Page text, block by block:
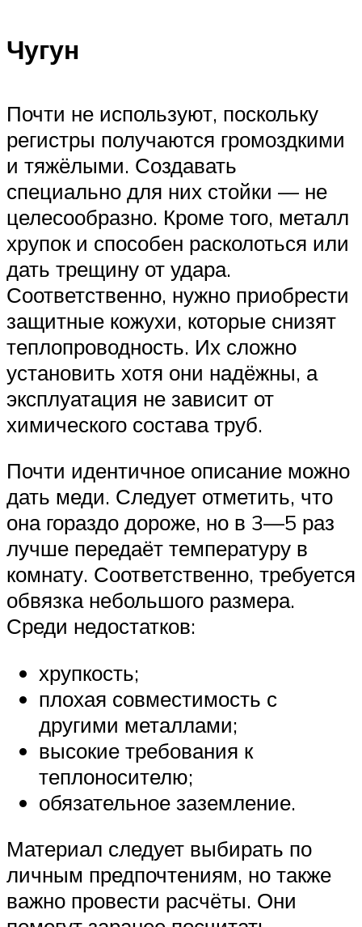
Чугун
Почти не используют, поскольку
регистры получаются громоздкими
и тяжёлыми. Создавать
специально для них стойки — не
целесообразно. Кроме того, металл
хрупок и способен расколоться или
дать трещину от удара.
Соответственно, нужно приобрести
защитные кожухи, которые снизят
теплопроводность. Их сложно
установить хотя они надёжны, а
эксплуатация не зависит от
химического состава труб.
Почти идентичное описание можно
дать меди. Следует отметить, что
она гораздо дороже, но в 3—5 раз
лучше передаёт температуру в
комнату. Соответственно, требуется
обвязка небольшого размера.
Среди недостатков:
хрупкость;
плохая совместимость с
другими металлами;
высокие требования к
теплоносителю;
обязательное заземление.
Материал следует выбирать по
личным предпочтениям, но также
важно провести расчёты. Они